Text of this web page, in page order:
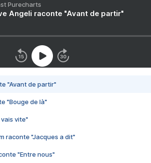
Purecharts
Angeli raconte "Avant de partir"
"Avant de partir"
"Bouge de là"
vais vite"
raconte "Jacques a dit"
"Entre nous"